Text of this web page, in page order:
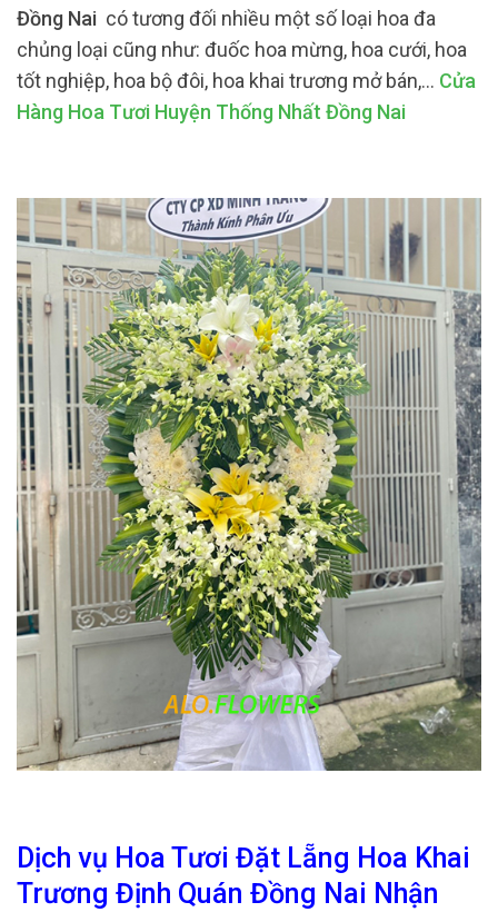
Đồng Nai có tương đối nhiều một số loại hoa đa
chủng loại cũng như: đuốc hoa mừng, hoa cưới, hoa
tốt nghiệp, hoa bộ đôi, hoa khai trương mở bán,… Cửa
Hàng Hoa Tươi Huyện Thống Nhất Đồng Nai
Dịch vụ Hoa Tươi Đặt Lẵng Hoa Khai
Trương Định Quán Đồng Nai Nhận